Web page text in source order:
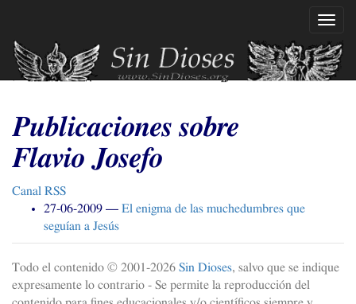
contenido
principal
Publicaciones sobre
Flavio Josefo
Canal RSS
27-06-2009
El enigma de las muchedumbres que
seguían a Jesús
Todo el contenido © 2001-2026 Sin Dioses, salvo que se indique
expresamente lo contrario - Se permite la reproducción del